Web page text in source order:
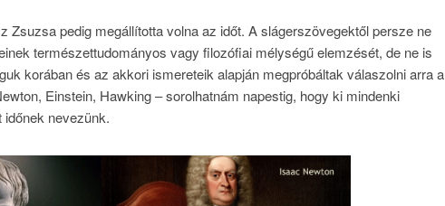
Zsuzsa pedig megállította volna az időt. A slágerszövegektől persze ne
természettudományos vagy filozófiai mélységű elemzését, de ne is
korában és az akkori ismereteik alapján megpróbáltak válaszolni arra a
Einstein, Hawking – sorolhatnám napestig, hogy ki mindenki
nevezünk.